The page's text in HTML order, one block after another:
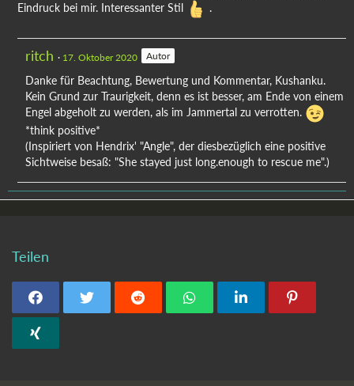
Eindruck bei mir. Interessanter Stil
.
ritch 17. Oktober 2020 Autor
Danke für Beachtung, Bewertung und Kommentar, Kushanku.
Kein Grund zur Traurigkeit, denn es ist besser, am Ende von einem
Engel abgeholt zu werden, als im Jammertal zu verrotten.
*think positive*
(Inspiriert von Hendrix' "Angle", der diesbezüglich eine positive
Sichtweise besaß: "She stayed just long.enough to rescue me".)
Teilen